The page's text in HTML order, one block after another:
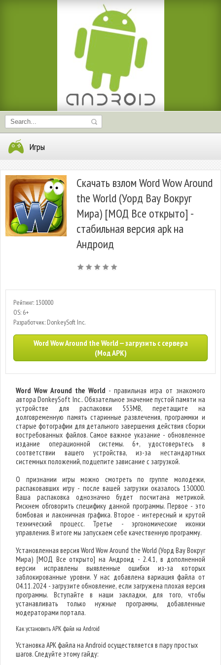
Игры
Скачать взлом Word Wow Around
the World (Уорд Вау Вокруг
Мира) [МОД Все открыто] -
стабильная версия apk на
Андроид
Рейтинг: 130000
OS: 6+
Разработчик: DonkeySoft Inc.
Word Wow Around the World — загрузить с сервера
(Мод APK)
Word Wow Around the World - правильная игра от знакомого
автора DonkeySoft Inc.. Обязательное значение пустой памяти на
устройстве для распаковки 553MB, перетащите на
долговременную память старинные развлечения, программки и
старые фотографии для детального завершения действия сборки
востребованных файлов. Самое важное указание - обновленное
издание операционной системы. 6+, удостоверьтесь в
соответствии вашего устройства, из-за нестандартных
системных положений, подцепите зависание с загрузкой.
О признании игры можно смотреть по группе молодежи,
распаковавших игру - после вашей загрузки оказалось 130000.
Ваша распаковка однозначно будет посчитана метрикой.
Рискнем обговорить специфику данной программы. Первое - это
бомбовая и лаконичная графика. Второе - интересный и крутой
технический процесс. Третье - эргономические иконки
управления. В итоге мы запускаем себе качественную программу.
Установленная версия Word Wow Around the World (Уорд Вау Вокруг
Мира) [МОД Все открыто] на Андроид - 2.4.1, в дополненной
версии исправлены выявленные ошибки из-за которых
заблокированные уровни. У нас добавлена вариация файла от
04.11.2024 - загрузите обновление, если загружена плохая версия
программы. Вступайте в наши закладки, для того, чтобы
устанавливать только нужные программы, добавленные
модераторами портала.
Как установить APK файл на Android
Установка APK файла на Android осуществляется в пару простых
шагов. Следуйте этому гайду: